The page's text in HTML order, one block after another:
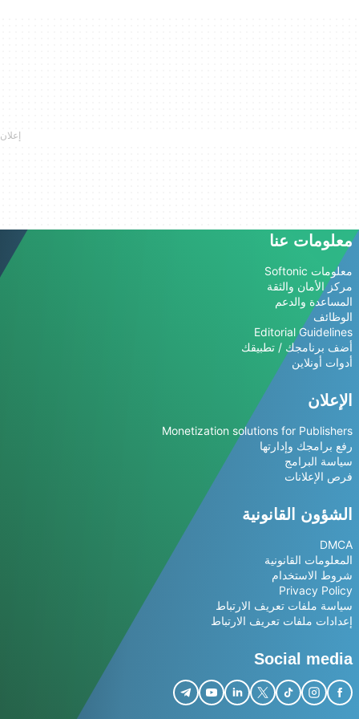
معلومات عنا
معلومات Softonic
مركز الأمان والثقة
المساعدة والدعم
الوظائف
Editorial Guidelines
أضف برنامجك / تطبيقك
أدوات أونلاين
الإعلان
Monetization solutions for Publishers
رفع برامجك وإدارتها
سياسة البرامج
فرص الإعلانات
الشؤون القانونية
DMCA
المعلومات القانونية
شروط الاستخدام
Privacy Policy
سياسة ملفات تعريف الارتباط
إعدادات ملفات تعريف الارتباط
Social media